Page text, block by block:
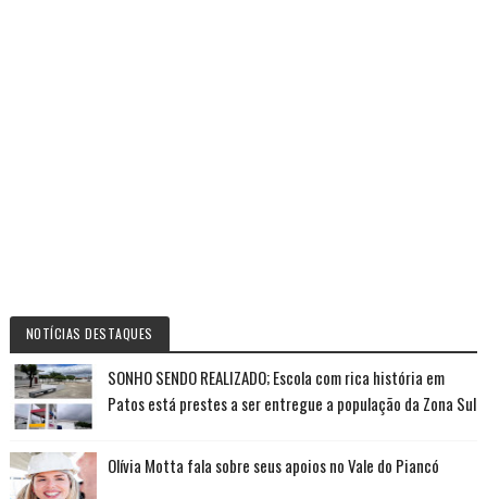
NOTÍCIAS DESTAQUES
SONHO SENDO REALIZADO; Escola com rica história em
Patos está prestes a ser entregue a população da Zona Sul
Olívia Motta fala sobre seus apoios no Vale do Piancó